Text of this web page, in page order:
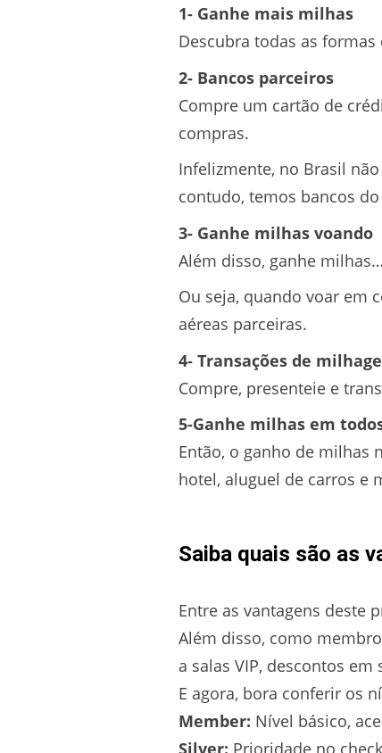
1- Ganhe mais milhas
Descubra todas as
2- Bancos parceiros
Compre um cartão de
compras.
Infelizmente, no Brasil
contudo, temos bancos
3- Ganhe milhas voando
Além disso, ganhe
Ou seja, quando voar em
aéreas parceiras.
4- Transações de
Compre, presenteie e
5-Ganhe milhas em
Então, o ganho de milhas
hotel, aluguel de carros e
Saiba quais são as
Entre as vantagens deste
Além disso, como
a salas VIP, descontos
E agora, bora conferir os
Member: Nível básico,
Silver: Prioridade no